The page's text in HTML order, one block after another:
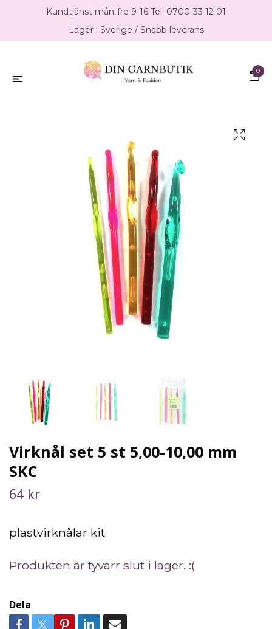
Kundtjänst mån-fre 9-16 Tel. 0700-33 12 01
Lager i Sverige / Snabb leverans
0
Virknål set 5 st 5,00-10,00 mm
SKC
64 kr
plastvirknålar kit
Produkten är tyvärr slut i lager. :(
Dela